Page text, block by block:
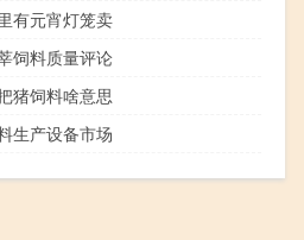
有元宵灯笼卖
饲料质量评论
猪饲料啥意思
生产设备市场